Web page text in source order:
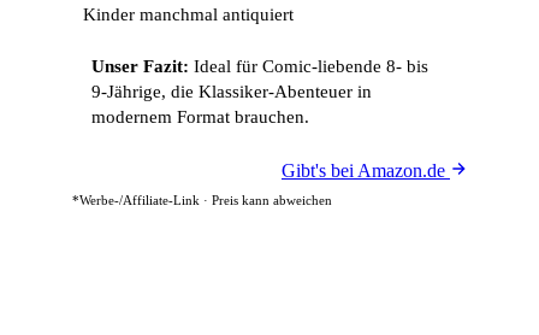
Kinder manchmal antiquiert
Unser Fazit: Ideal für Comic-liebende 8- bis
9-Jährige, die Klassiker-Abenteuer in
modernem Format brauchen.
Gibt's bei Amazon.de
*Werbe-/Affiliate-Link · Preis kann abweichen